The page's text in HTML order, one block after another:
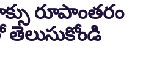
రూపాంతరం